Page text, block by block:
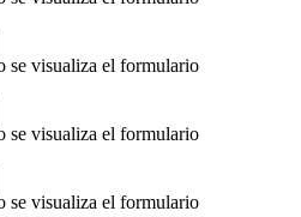
se visualiza el formulario
se visualiza el formulario
se visualiza el formulario